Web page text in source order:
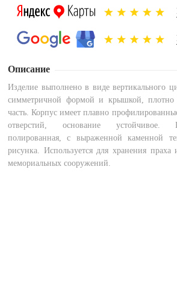
Описание
Изделие выполнено в виде вертикального
симметричной формой и крышкой,
часть. Корпус имеет плавно
отверстий, основание устойчивое.
полированная, с выраженной каменной
рисунка. Используется для хранения праха
мемориальных сооружений.